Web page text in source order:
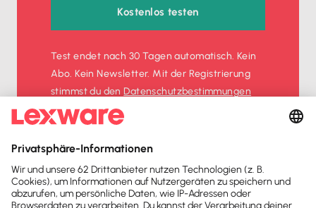
Kostenlos testen
Test endet nach 30 Tagen automatisch. Kein
Abo. Kein Newsletter. Mit der Registrierung
stimmst du denDatenschutz­bestimmungen
und denAGBzu.
Sofort50%